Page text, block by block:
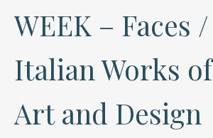
WEEK – Faces /
Italian Works of
Art and Design